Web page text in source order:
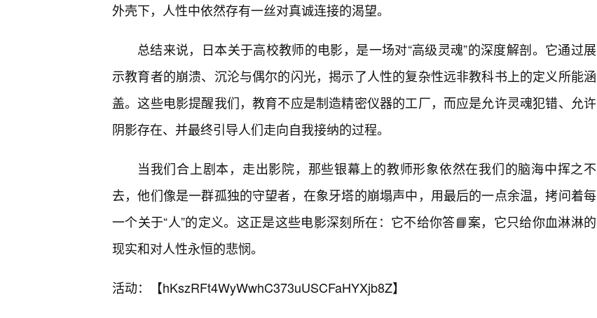
外壳下，人性中依然存有一丝对真诚连接的渴望。
总结来说，日本关于高校教师的电影，是一场对“高级灵魂”的深度解剖。它通过展
示教育者的崩溃、沉沦与偶尔的闪光，揭示了人性的复杂性远非教科书上的定义所能涵
盖。这些电影提醒我们，教育不应是制造精密仪器的工厂，而应是允许灵魂犯错、允许
阴影存在、并最终引导人们走向自我接纳的过程。
当我们合上剧本，走出影院，那些银幕上的教师形象依然在我们的脑海中挥之不
去，他们像是一群孤独的守望者，在象牙塔的崩塌声中，用最后的一点余温，拷问着每
一个关于“人”的定义。这正是这些电影深刻所在：它不给你答📘案，它只给你血淋淋的
现实和对人性永恒的悲悯。
活动：【hKszRFt4WyWwhC373uUSCFaHYXjb8Z】